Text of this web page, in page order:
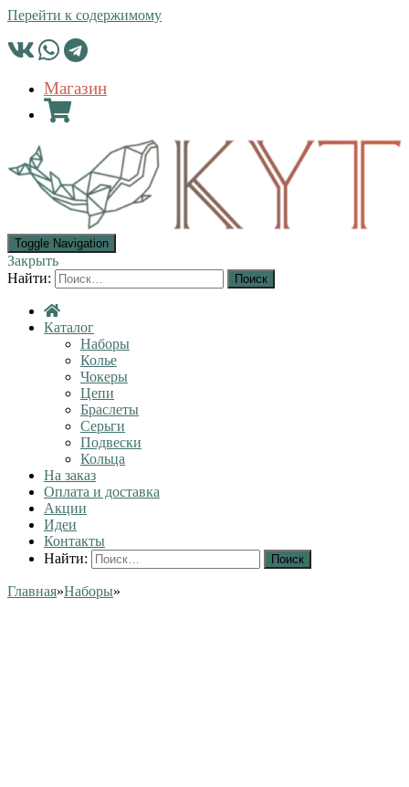
Перейти к содержимому
Магазин
Toggle Navigation
Закрыть
Найти:
Каталог
Наборы
Колье
Чокеры
Цепи
Браслеты
Серьги
Подвески
Кольца
На заказ
Оплата и доставка
Акции
Идеи
Контакты
Найти:
Главная»Наборы»